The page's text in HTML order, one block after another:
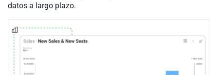
datos a largo plazo.